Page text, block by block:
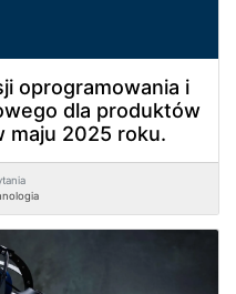
oprogramowania i
dla produktów
maju 2025 roku.